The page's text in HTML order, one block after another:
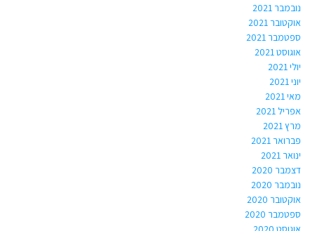
נובמבר 2021
אוקטובר 2021
ספטמבר 2021
אוגוסט 2021
יולי 2021
יוני 2021
מאי 2021
אפריל 2021
מרץ 2021
פברואר 2021
ינואר 2021
דצמבר 2020
נובמבר 2020
אוקטובר 2020
ספטמבר 2020